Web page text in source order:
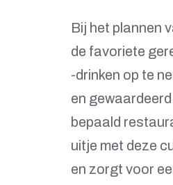
Bij het plannen
de favoriete
-drinken op te
en
bepaald
uitje met deze
en zorgt voor